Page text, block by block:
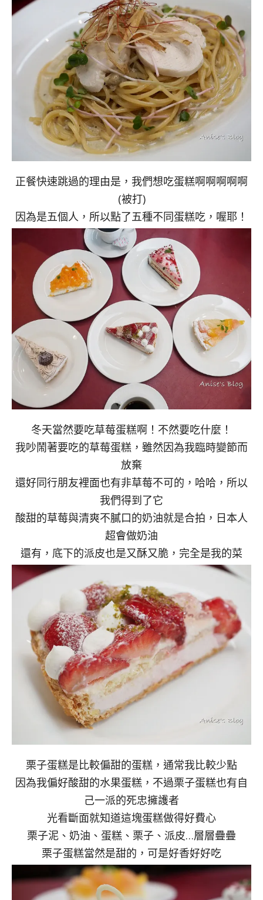
正餐快速跳過的理由是，我們想吃蛋糕啊啊啊啊啊
(被打)
因為是五個人，所以點了五種不同蛋糕吃，喔耶！
冬天當然要吃草莓蛋糕啊！不然要吃什麼！
我吵鬧著要吃的草莓蛋糕，雖然因為我臨時變節而
放棄
還好同行朋友裡面也有非草莓不可的，哈哈，所以
我們得到了它
酸甜的草莓與清爽不膩口的奶油就是合拍，日本人
超會做奶油
還有，底下的派皮也是又酥又脆，完全是我的菜
栗子蛋糕是比較偏甜的蛋糕，通常我比較少點
因為我偏好酸甜的水果蛋糕，不過栗子蛋糕也有自
己一派的死忠擁護者
光看斷面就知道這塊蛋糕做得好費心
栗子泥、奶油、蛋糕、栗子、派皮…層層疊疊
栗子蛋糕當然是甜的，可是好香好好吃